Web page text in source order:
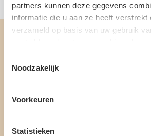
partners kunnen deze gegevens
informatie die u aan ze heeft verstrekt
verzameld op basis van uw gebruik
Noodzakelijk
Voorkeuren
Statistieken
SIGN UP FOR OUR